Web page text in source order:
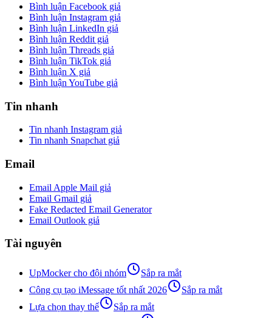
Bình luận Facebook giả
Bình luận Instagram giả
Bình luận LinkedIn giả
Bình luận Reddit giả
Bình luận Threads giả
Bình luận TikTok giả
Bình luận X giả
Bình luận YouTube giả
Tin nhanh
Tin nhanh Instagram giả
Tin nhanh Snapchat giả
Email
Email Apple Mail giả
Email Gmail giả
Fake Redacted Email Generator
Email Outlook giả
Tài nguyên
UpMocker cho đội nhóm
Sắp ra mắt
Công cụ tạo iMessage tốt nhất 2026
Sắp ra mắt
Lựa chọn thay thế
Sắp ra mắt